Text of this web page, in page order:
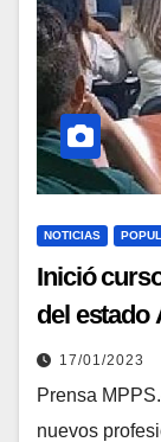
NOTICIAS
Inició
del estado
17/01/2023
Prensa
nuevos